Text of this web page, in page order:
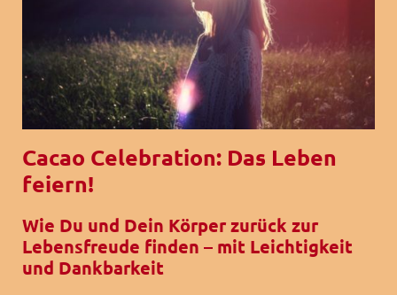
Cacao Celebration: Das Leben
feiern!
Wie Du und Dein Körper zurück zur
Lebensfreude finden – mit Leichtigkeit
und Dankbarkeit